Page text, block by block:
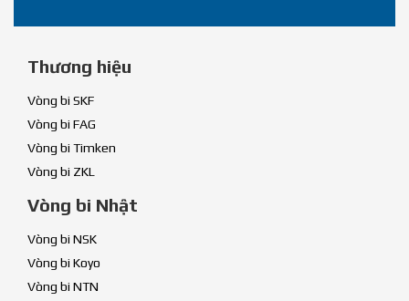
Thương hiệu
Vòng bi SKF
Vòng bi FAG
Vòng bi Timken
Vòng bi ZKL
Vòng bi Nhật
Vòng bi NSK
Vòng bi Koyo
Vòng bi NTN